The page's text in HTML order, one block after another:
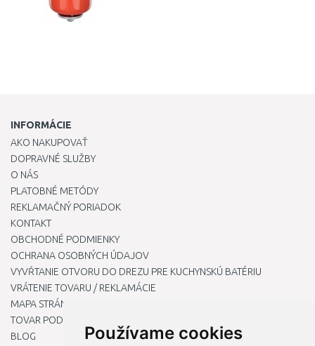
Používame cookies
INFORMÁCIE
AKO NAKUPOVAŤ
DOPRAVNÉ SLUŽBY
O NÁS
PLATOBNÉ METÓDY
REKLAMAČNÝ PORIADOK
KONTAKT
OBCHODNÉ PODMIENKY
OCHRANA OSOBNÝCH ÚDAJOV
VYVŔTANIE OTVORU DO DREZU PRE KUCHYNSKÚ BATÉRIU
VRÁTENIE TOVARU / REKLAMÁCIE
MAPA STRÁNOK
TOVAR PODĽA ZNAČIEK
BLOG